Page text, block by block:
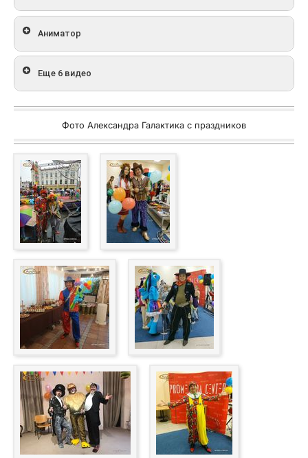
Аниматор
Еще 6 видео
Фото Александра Галактика с праздников